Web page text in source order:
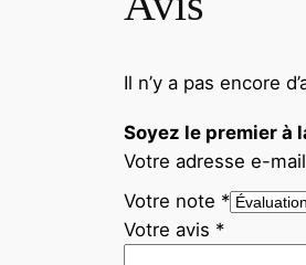
Il n’y a pas encore
Soyez le premier à
Votre adresse e-
Votre note *
Votre avis *